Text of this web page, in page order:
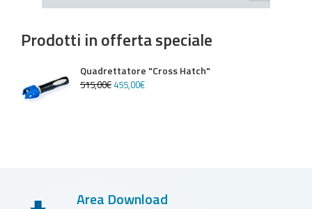
Prodotti in offerta speciale
Quadrettatore "Cross Hatch"
515,00€ 455,00€
Area Download